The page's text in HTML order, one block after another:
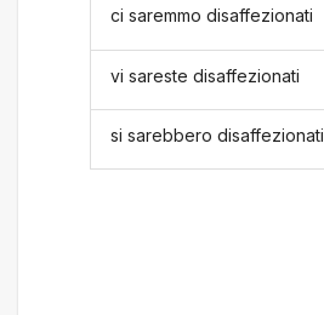
ci saremmo disaffezionati
vi sareste disaffezionati
si sarebbero disaffezionati